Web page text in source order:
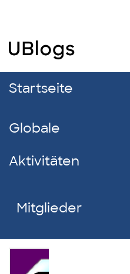
Startseite
Globale
Aktivitäten
Mitglieder